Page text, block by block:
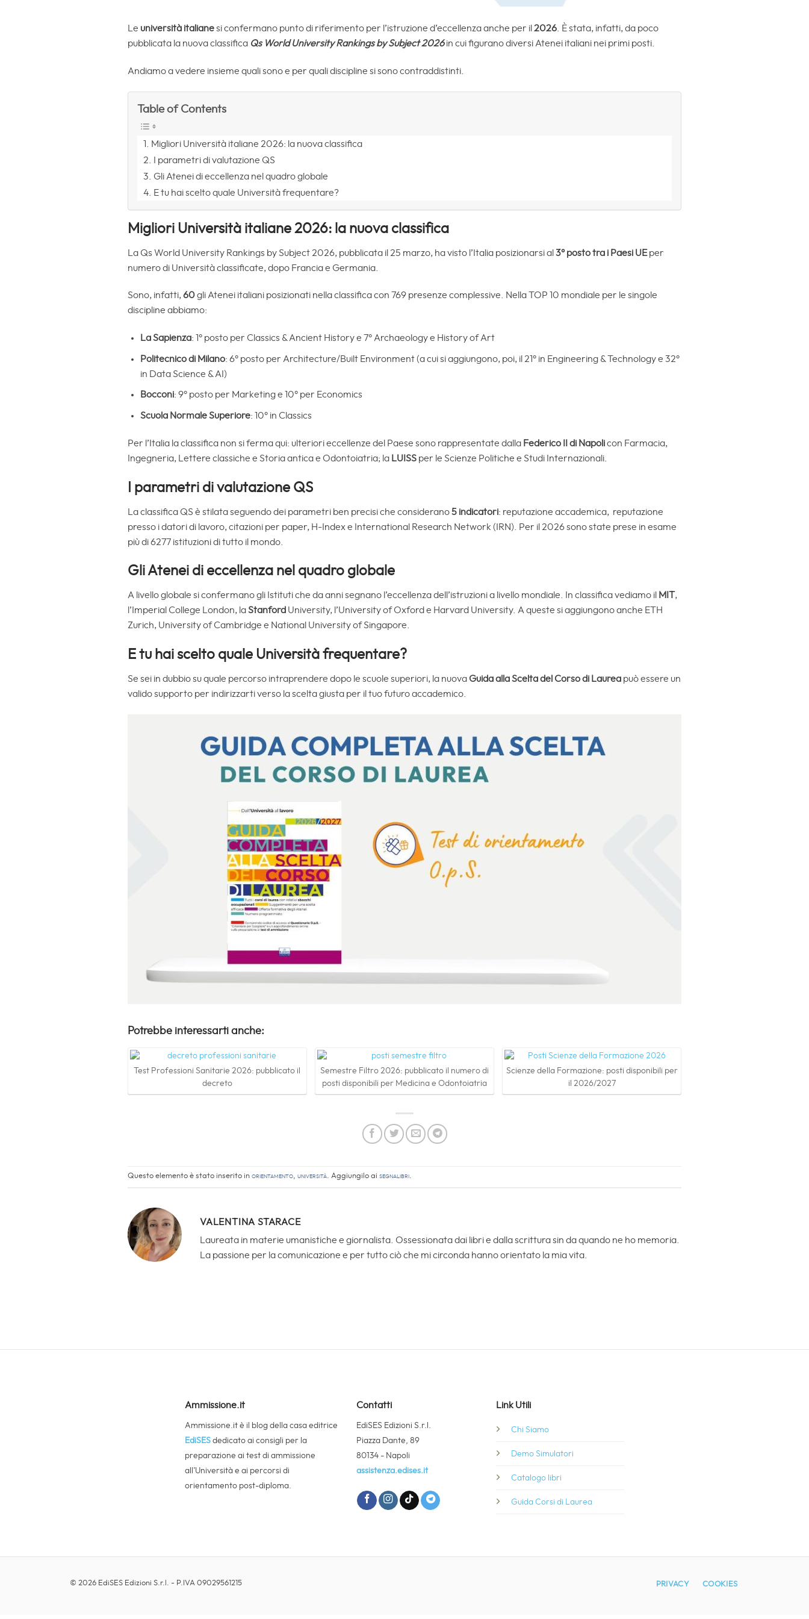
Le università italianesi confermano punto di riferimento per l’istruzione d’eccellenza anche per il 2026 . È stata, infatti, da poco
pubblicata la nuova classifica Qs World University Rankings by Subject 2026in cui figurano diversi Atenei italiani nei primi posti.
Andiamo a vedere insieme quali sono e per quali discipline si sono contraddistinti.
Table of Contents
Migliori Università italiane 2026: la nuova classifica
I parametri di valutazione QS
Gli Atenei di eccellenza nel quadro globale
E tu hai scelto quale Università frequentare?
Migliori Università italiane 2026: la nuova classifica
La Qs World University Rankings by Subject 2026, pubblicata il 25 marzo, ha visto l’Italia posizionarsi al3° posto tra i Paesi UEper
numero di Università classificate, dopo Francia e Germania.
Sono, infatti, 60gli Atenei italiani posizionati nella classifica con 769 presenze complessive. Nella TOP 10 mondiale per le singole
discipline abbiamo:
La Sapienza: 1° posto per Classics & Ancient History e 7° Archaeology e History of Art
Politecnico di Milano: 6° posto per Architecture/Built Environment (a cui si aggiungono, poi, il 21° in Engineering & Technology e 32°
in Data Science & AI)
Bocconi: 9° posto per Marketing e 10° per Economics
Scuola Normale Superiore: 10° in Classics
Per l’Italia la classifica non si ferma qui: ulteriori eccellenze del Paese sono rappresentate dalla Federico II di Napolicon Farmacia,
Ingegneria, Lettere classiche e Storia antica e Odontoiatria; la LUISS per le Scienze Politiche e Studi Internazionali.
I parametri di valutazione QS
La classifica QS è stilata seguendo dei parametri ben precisi che considerano5 indicatori: reputazione accademica, reputazione
presso i datori di lavoro, citazioni per paper, H-Index e International Research Network (IRN). Per il 2026 sono state prese in esame
più di 6277 istituzioni di tutto il mondo.
Gli Atenei di eccellenza nel quadro globale
A livello globale si confermano gli Istituti che da anni segnano l’eccellenza dell’istruzioni a livello mondiale. In classifica vediamo il MIT,
l’Imperial College London, laStanford University, l’University of Oxford e Harvard University. A queste si aggiungono anche ETH
Zurich, University of Cambridge e National University of Singapore.
E tu hai scelto quale Università frequentare?
Se sei in dubbio su quale percorso intraprendere dopo le scuole superiori, la nuova Guida alla Scelta del Corso di Laurea può essere un
valido supporto per indirizzarti verso la scelta giusta per il tuo futuro accademico.
Potrebbe interessarti anche:
Test Professioni Sanitarie 2026: pubblicato il
decreto
Semestre Filtro 2026: pubblicato il numero di
posti disponibili per Medicina e Odontoiatria
Scienze della Formazione: posti disponibili per
il 2026/2027
Questo elemento è stato inserito in Orientamento, Università. Aggiungilo ai segnalibri.
VALENTINA STARACE
Laureata in materie umanistiche e giornalista. Ossessionata dai libri e dalla scrittura sin da quando ne ho memoria.
La passione per la comunicazione e per tutto ciò che mi circonda hanno orientato la mia vita.
Ammissione.it
Ammissione.it è il blog della casa editrice
EdiSES dedicato ai consigli per la
preparazione ai test di ammissione
all’Università e ai percorsi di
orientamento post-diploma.
Contatti
EdiSES Edizioni S.r.l.
Piazza Dante, 89
80134 - Napoli
assistenza.edises.it
Link Utili
Chi Siamo
Demo Simulatori
Catalogo libri
Guida Corsi di Laurea
© 2026 EdiSES Edizioni S.r.l. - P.IVA 09029561215 PRIVACY COOKIES